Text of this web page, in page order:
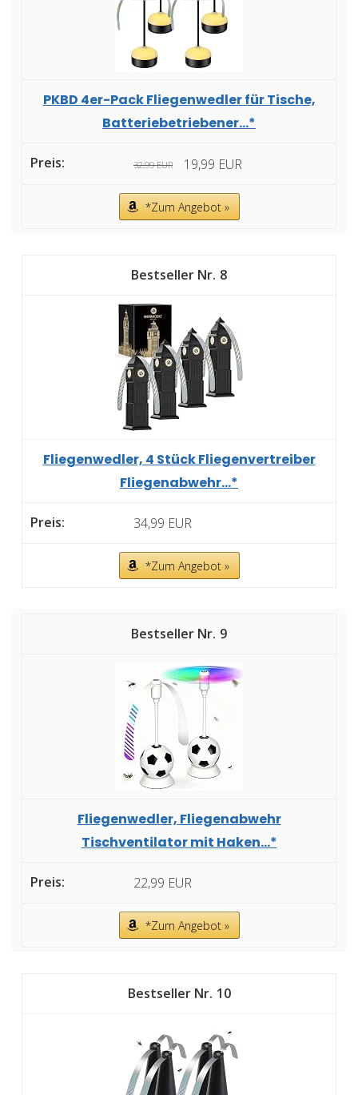
PKBD 4er-Pack Fliegenwedler für Tische,
Batteriebetriebener...*
32,99 EUR 19,99 EUR
*Zum Angebot »
8
Fliegenwedler, 4 Stück Fliegenvertreiber
Fliegenabwehr...*
34,99 EUR
*Zum Angebot »
9
Fliegenwedler, Fliegenabwehr
Tischventilator mit Haken...*
22,99 EUR
*Zum Angebot »
10